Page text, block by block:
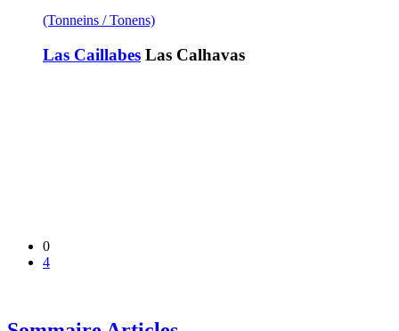
(Tonneins / Tonens)
Las Caillabes Las Calhavas
0
4